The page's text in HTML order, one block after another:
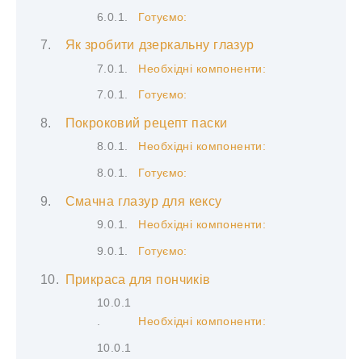
Готуємо:
Як зробити дзеркальну глазур
Необхідні компоненти:
Готуємо:
Покроковий рецепт паски
Необхідні компоненти:
Готуємо:
Смачна глазур для кексу
Необхідні компоненти:
Готуємо:
Прикраса для пончиків
Необхідні компоненти: